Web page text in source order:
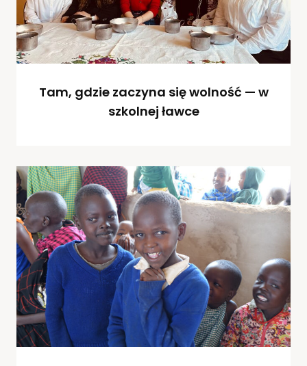
Tam, gdzie zaczyna się wolność — w
szkolnej ławce